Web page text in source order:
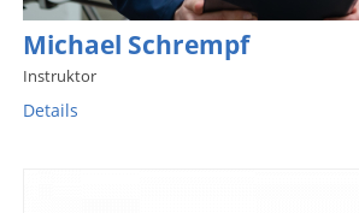
Michael Schrempf
Instruktor
Details